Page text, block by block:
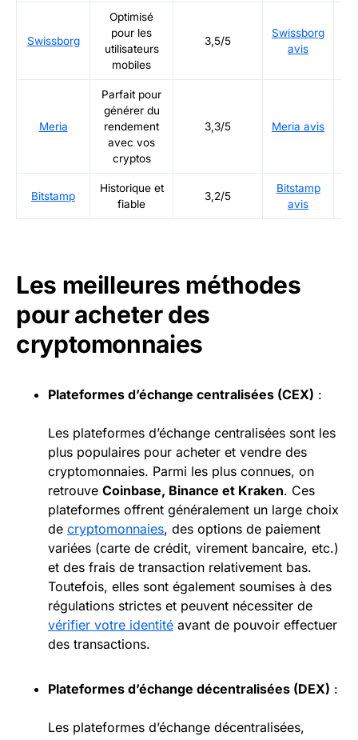
Swissborg
Optimisé
pour les
utilisateurs
mobiles
3,5/5
Swissborg
avis
Meria
Parfait pour
générer du
rendement
avec vos
cryptos
3,3/5 Meria avis
Bitstamp
Historique et
fiable
3,2/5
Bitstamp
avis
Les meilleures méthodes
pour acheter des
cryptomonnaies
Plateformes d’échange centralisées (CEX) :
Les plateformes d’échange centralisées sont les
plus populaires pour acheter et vendre des
cryptomonnaies. Parmi les plus connues, on
retrouve Coinbase, Binance et Kraken. Ces
plateformes offrent généralement un large choix
de cryptomonnaies, des options de paiement
variées (carte de crédit, virement bancaire, etc.)
et des frais de transaction relativement bas.
Toutefois, elles sont également soumises à des
régulations strictes et peuvent nécessiter de
vérifier votre identité avant de pouvoir effectuer
des transactions.
Plateformes d’échange décentralisées (DEX) :
Les plateformes d’échange décentralisées,